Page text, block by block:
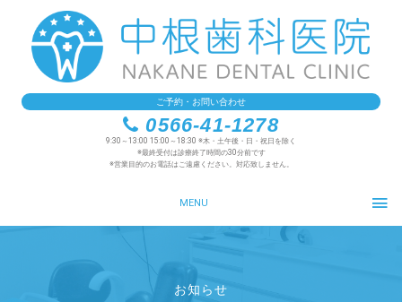
ご予約・お問い合わせ
0566-41-1278
9:30～13:00 15:00～18:30 ※木・土午後・日・祝日を除く
※最終受付は診療終了時間の30分前です
※営業目的のお電話はご遠慮ください。対応致しません。
MENU
お知らせ